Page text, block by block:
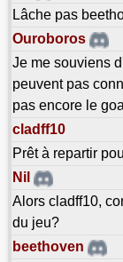
Lâche pas
Ouroboros
Je me souviens
peuvent pas
pas encore le
cladff10
Prêt à repartir
Nil
Alors cladff10,
du jeu?
beethoven